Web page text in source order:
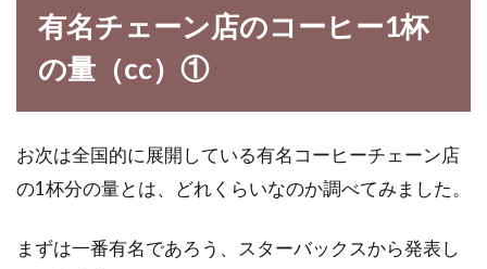
有名チェーン店のコーヒー1杯
の量（cc）①
お次は全国的に展開している有名コーヒーチェーン店
の1杯分の量とは、どれくらいなのか調べてみました。
まずは一番有名であろう、スターバックスから発表し